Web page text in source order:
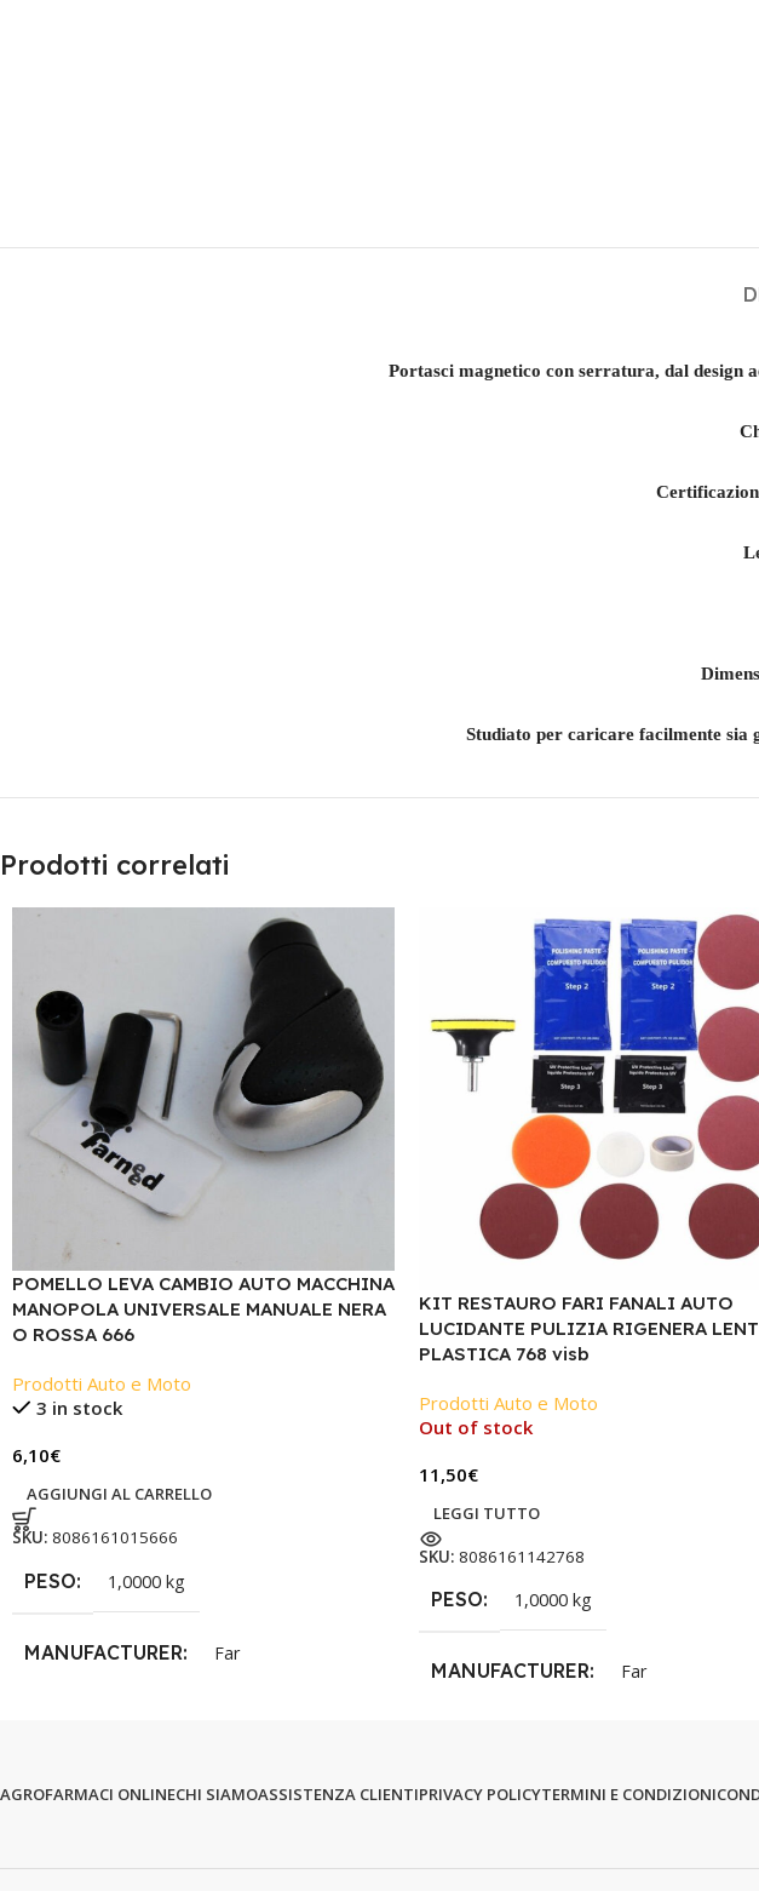
Portasci magnetico con serratura, dal design
Studiato per caricare facilmente sia
Prodotti correlati
POMELLO LEVA CAMBIO AUTO MACCHINA
MANOPOLA UNIVERSALE MANUALE NERA
O ROSSA 666
Prodotti Auto e Moto
3 in stock
6,10€
AGGIUNGI AL CARRELLO
SKU: 8086161015666
PESO 1,0000 kg
MANUFACTURER Far
KIT RESTAURO FARI FANALI AUTO
LUCIDANTE PULIZIA RIGENERA
PLASTICA 768 visb
Prodotti Auto e Moto
Out of stock
11,50€
LEGGI TUTTO
SKU: 8086161142768
PESO 1,0000 kg
MANUFACTURER Far
AGROFARMACI ONLINECHI SIAMOASSISTENZA CLIENTIPRIVACY POLICYTERMINI E CONDIZIONI